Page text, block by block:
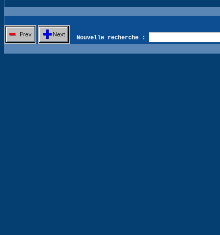
Nouvelle recherche :